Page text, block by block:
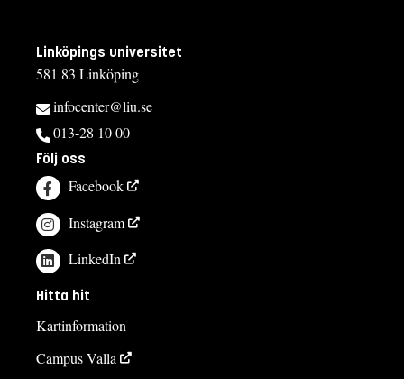
Linköpings universitet
581 83 Linköping
infocenter@liu.se
013-28 10 00
Följ oss
Facebook
Instagram
LinkedIn
Hitta hit
Kartinformation
Campus Valla